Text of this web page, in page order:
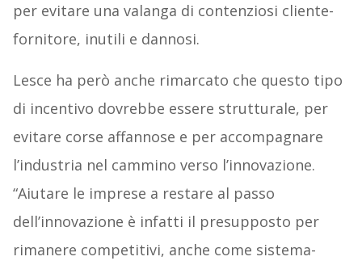
per evitare una valanga di contenziosi cliente-
fornitore, inutili e dannosi.
Lesce ha però anche rimarcato che questo tipo
di incentivo dovrebbe essere strutturale, per
evitare corse affannose e per accompagnare
l’industria nel cammino verso l’innovazione.
“Aiutare le imprese a restare al passo
dell’innovazione è infatti il presupposto per
rimanere competitivi, anche come sistema-